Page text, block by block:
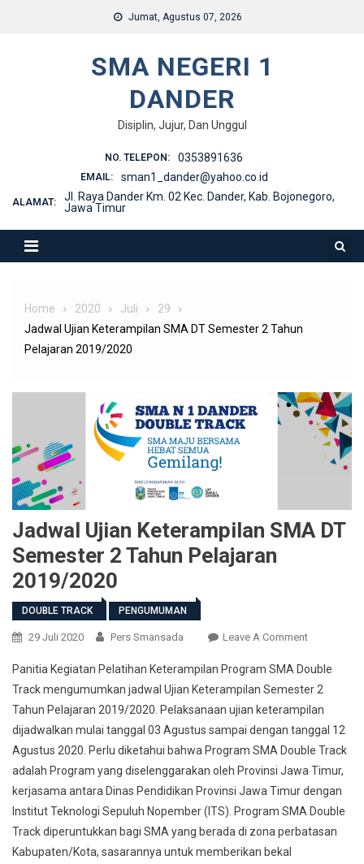
Jumat, Agustus 07, 2026
SMA NEGERI 1
DANDER
Disiplin, Jujur, Dan Unggul
NO. TELEPON: 0353891636
EMAIL: sman1_dander@yahoo.co.id
ALAMAT:
Jl. Raya Dander Km. 02 Kec. Dander, Kab. Bojonegoro,
Jawa Timur
Home 2020 Juli
29
Jadwal Ujian Keterampilan SMA DT Semester 2 Tahun
Pelajaran 2019/2020
Jadwal Ujian Keterampilan SMA DT
Semester 2 Tahun Pelajaran
2019/2020
DOUBLE TRACK PENGUMUMAN
29 Juli 2020 Pers Smansada Leave A CommentOn
Ujian
SMA
DT
Semester
2
Tahun
Pelajaran
Panitia Kegiatan Pelatihan Keterampilan Program SMA Double
Track mengumumkan jadwal Ujian Keterampilan Semester 2
Tahun Pelajaran 2019/2020. Pelaksanaan ujian keterampilan
dijadwalkan mulai tanggal 03 Agustus sampai dengan tanggal 12
Agustus 2020. Perlu diketahui bahwa Program SMA Double Track
adalah Program yang diselenggarakan oleh Provinsi Jawa Timur,
kerjasama antara Dinas Pendidikan Provinsi Jawa Timur dengan
Institut Teknologi Sepuluh Nopember (ITS). Program SMA Double
Track diperuntukkan bagi SMA yang berada di zona perbatasan
Kabupaten/Kota, sasarannya untuk memberikan bekal